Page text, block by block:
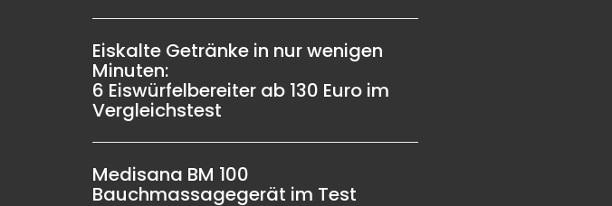
Eiskalte Getränke in nur wenigen
Minuten:
6 Eiswürfelbereiter ab 130 Euro im
Vergleichstest
Medisana BM 100
Bauchmassagegerät im Test